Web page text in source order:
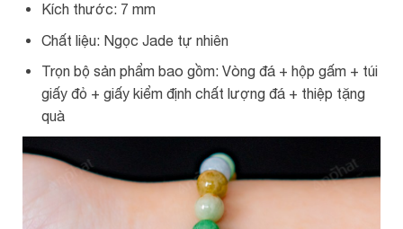
Kích thước: 7 mm
Chất liệu: Ngọc Jade tự nhiên
Trọn bộ sản phẩm bao gồm: Vòng đá + hộp gấm + túi
giấy đỏ + giấy kiểm định chất lượng đá + thiệp tặng
quà